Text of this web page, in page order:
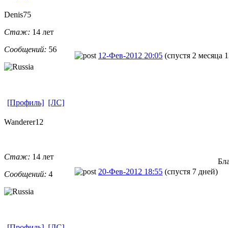
Denis75
Стаж: 14 лет
Сообщений: 56
12-Фев-2012 20:05 (спустя 2 месяца
[Профиль] [ЛС]
Wanderer12
Стаж: 14 лет
Сообщений: 4 20-Фев-2012 18:55 (спустя 7 дней)